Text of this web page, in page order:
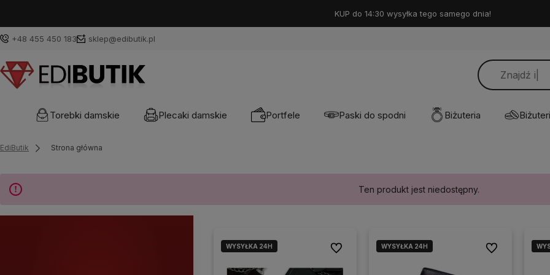
KUP do 14:30 wysyłka tego samego dnia!
+48 455 450 183 sklep@edibutik.pl
Torebki damskie Plecaki damskie Portfele Paski do spodni Biżuteria
EdiButik Strona główna
Ten produkt jest niedostępny.
WYSYŁKA 24H Do ulubionychWYSYŁKA 24H Do ulubionych